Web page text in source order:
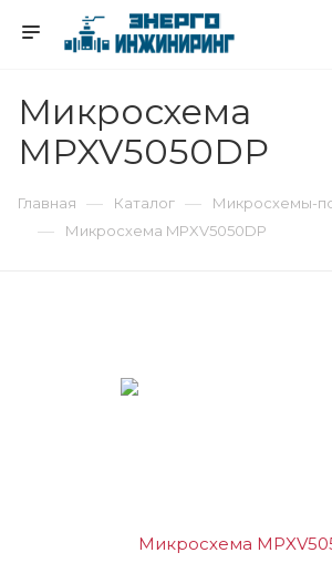
Микросхема
MPXV5050DP
Главная — Каталог — Микросхемы-
— Микросхема MPXV5050DP